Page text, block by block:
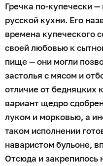
Гречка по-купечески
русской кухни. Его
времена купеческого
своей любовью к
пище — они могли
застолья с мясом и
отличие от бедняцких
вариант щедро
луком и морковью, а
таком исполнении
наваристом бульоне,
Отсюда и закрепилось